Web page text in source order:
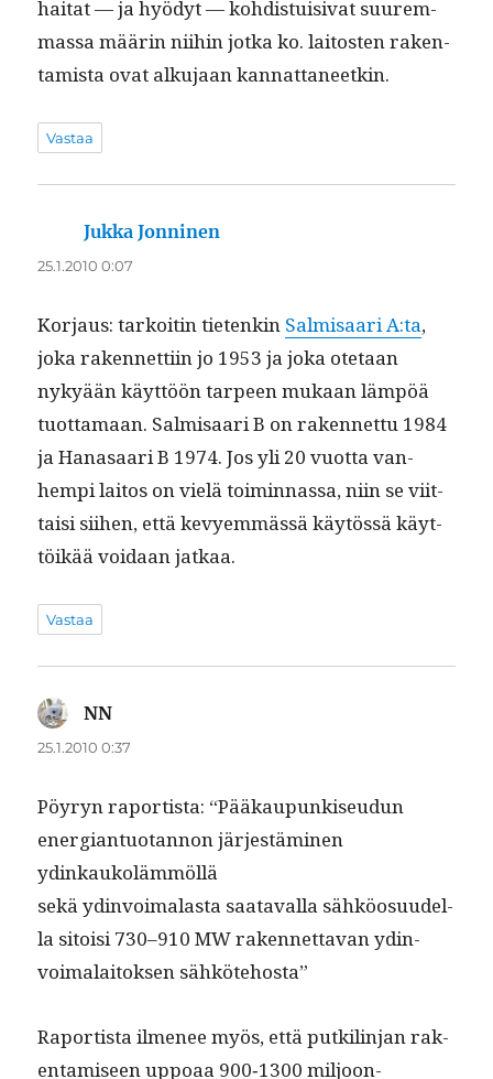
hai­tat — ja hyödyt — kohdis­tu­isi­vat suurem­
mas­sa määrin niihin jot­ka ko. laitosten rak­en­
tamista ovat alku­jaan kannattaneetkin.
Vastaa
Jukka Jonninen
25.1.2010 0:07
Kor­jaus: tarkoitin tietenkin Salmisaari A:ta,
joka raken­net­ti­in jo 1953 ja joka ote­taan
nykyään käyt­töön tarpeen mukaan läm­pöä
tuot­ta­maan. Salmisaari B on raken­net­tu 1984
ja Hanasaari B 1974. Jos yli 20 vuot­ta van­
hempi laitos on vielä toimin­nas­sa, niin se viit­
taisi siihen, että kevyem­mässä käytössä käyt­
töikää voidaan jatkaa.
Vastaa
NN
25.1.2010 0:37
Pöyryn raportista: “Pääkaupunkiseudun
ener­giantuotan­non jär­jestämi­nen
ydinkaukolämmöllä
sekä ydin­voimalas­ta saataval­la sähköo­su­udel­
la sitoisi 730–910 MW raken­net­ta­van ydin­
voimalaitok­sen sähkötehosta”
Raportista ilme­nee myös, että putk­il­in­jan rak­
en­tamiseen uppoaa 900‑1300 miljoon­